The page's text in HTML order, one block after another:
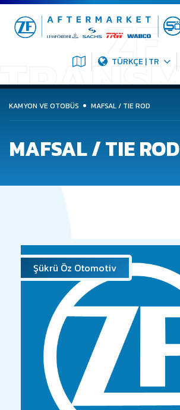
TÜRKÇE | TR
KAMYON VE OTOBÜS MAFSAL / TIE ROD
MAFSAL / TIE ROD
Şükrü Öz Otomotiv